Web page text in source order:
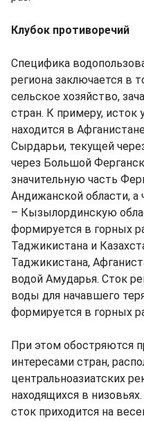
Клубок противоречий
Специфика
региона заключается в
сельское хозяйство,
стран. К примеру,
находится в
Сырдарьи, текущей
через Большой
значительную часть
Андижанской области, а
– Кызылординскую
формируется в горных
Таджикистана и
Таджикистана,
водой Амударья. Сток
воды для начавшего
формируется в горных
При этом обостряются
интересами стран,
центральноазиатских
находящихся в
сток приходится на